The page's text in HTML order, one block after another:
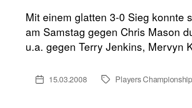
Mit einem glatten 3-0 Sieg konnte
am Samstag gegen Chris Mason
u.a. gegen Terry Jenkins, Mervyn
Veröffentlichungsdatum
15.03.2008 Schlagwörter
Players Championship